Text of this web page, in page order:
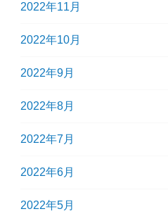
2022年11月
2022年10月
2022年9月
2022年8月
2022年7月
2022年6月
2022年5月